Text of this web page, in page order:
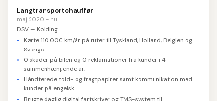
Langtransportchauffør
maj 2020 – nu
DSV — Kolding
Kørte 110.000 km/år på ruter til Tyskland, Holland, Belgien og
Sverige.
0 skader på bilen og 0 reklamationer fra kunder i 4
sammenhængende år.
Håndterede told- og fragtpapirer samt kommunikation med
kunder på engelsk.
Brugte daglig digital fartskriver og TMS-system til